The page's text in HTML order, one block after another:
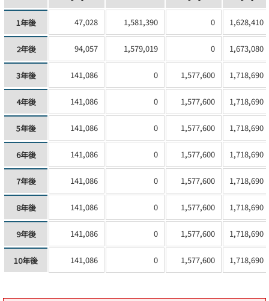
1年後 47,028 1,581,390 0 1,628,410
2年後 94,057 1,579,019 0 1,673,080
3年後 141,086 0 1,577,600 1,718,690
4年後 141,086 0 1,577,600 1,718,690
5年後 141,086 0 1,577,600 1,718,690
6年後 141,086 0 1,577,600 1,718,690
7年後 141,086 0 1,577,600 1,718,690
8年後 141,086 0 1,577,600 1,718,690
9年後 141,086 0 1,577,600 1,718,690
10年後 141,086 0 1,577,600 1,718,690